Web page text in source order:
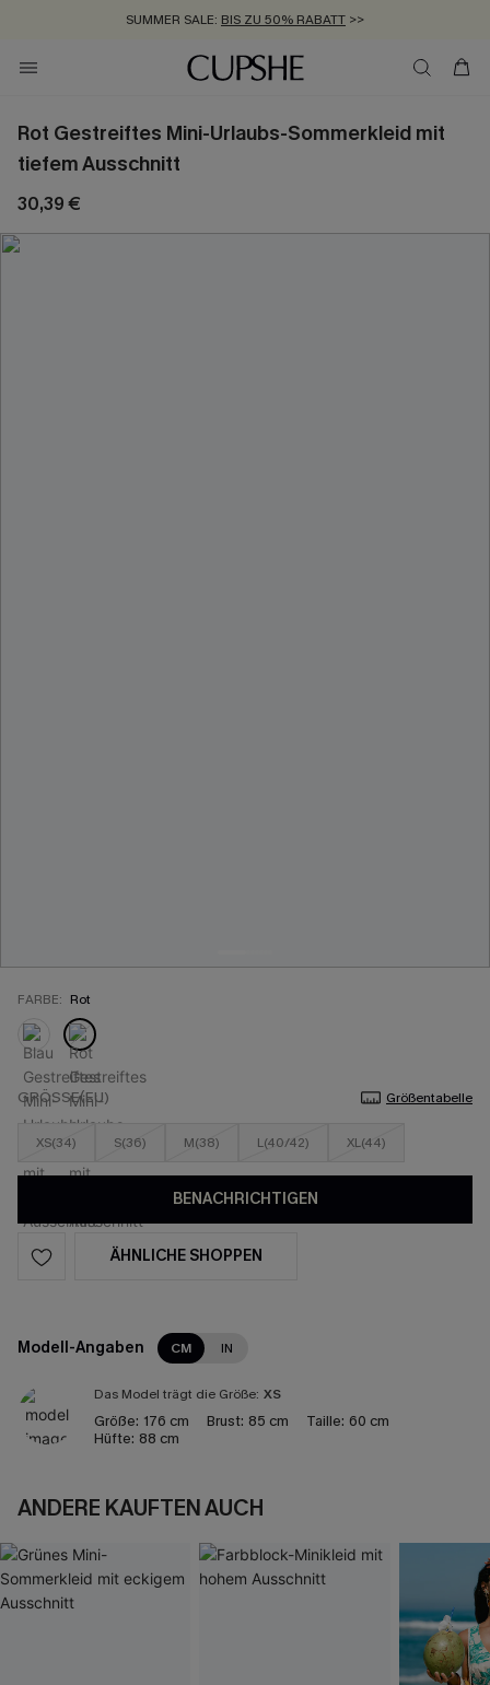
SUMMER SALE: BIS ZU 50% RABATT >>
ZUM NEWSLETTER:BIS ZU -20% EXTRA ERHALTEN
KOSTENLOSER VERSAND AB 89 €
Rot Gestreiftes Mini-Urlaubs-Sommerkleid mit
tiefem Ausschnitt
30,39 €
FARBE: Rot
GRÖSSE(EU) Größentabelle
XS(34) S(36) M(38) L(40/42) XL(44)
BENACHRICHTIGEN
ÄHNLICHE SHOPPEN
Modell-Angaben CM IN
Das Model trägt die Größe: XS
Größe: 176 cm Brust: 85 cm Taille: 60 cm
Hüfte: 88 cm
ANDERE KAUFTEN AUCH